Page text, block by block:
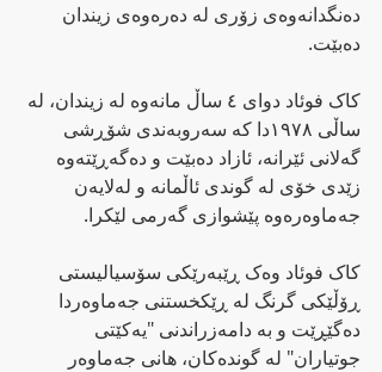
دەنگدانەوەی زۆری لە دەرەوەی زیندان
دەبێت.
کاک فوئاد دوای ٤ ساڵ مانەوە لە زیندان، لە
ساڵی ١٩٧٨دا کە سەروبەندی شۆڕشی
گەلانی ئێرانە، ئازاد دەبێت و دەگەڕێتەوە
زێدی خۆی لە گوندی ئاڵمانە و لەلایەن
جەماوەرەوە پێشوازی گەرمی لێکرا.
کاک فوئاد وەک ڕێبەرێکی سۆسیالیستی
ڕۆڵێکی گرنگ لە ڕێکخستنی جەماوەردا
دەگێڕێت و بە دامەزراندنی "یەکێتی
جوتیاران" لە گوندەکان، هانی جەماوەر